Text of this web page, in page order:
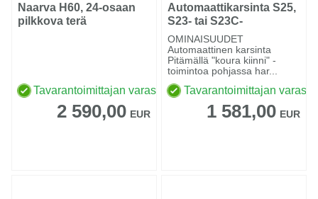
Naarva H60, 24-osaan
pilkkova terä
Tavarantoimittajan varastossa
2 590,00 EUR
Automaattikarsinta S25,
S23- tai S23C-
sykeharvesteriin
OMINAISUUDET
Automaattinen karsinta
Pitämällä "koura kiinni" -
toimintoa pohjassa har...
Tavarantoimittajan
1 581,00 EUR